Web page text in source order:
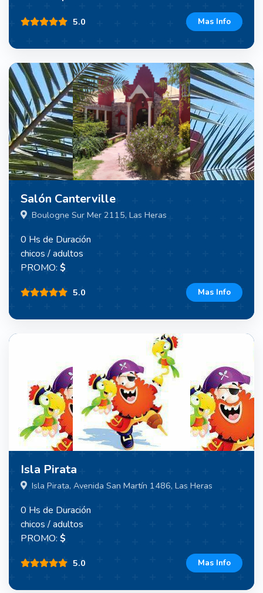
5.0 Mas Info
Salón Canterville
Boulogne Sur Mer 2115, Las Heras
0 Hs de Duración
chicos / adultos
PROMO: $
5.0 Mas Info
Isla Pirata
Isla Pirata, Avenida San Martín 1486, Las Heras
0 Hs de Duración
chicos / adultos
PROMO: $
5.0 Mas Info